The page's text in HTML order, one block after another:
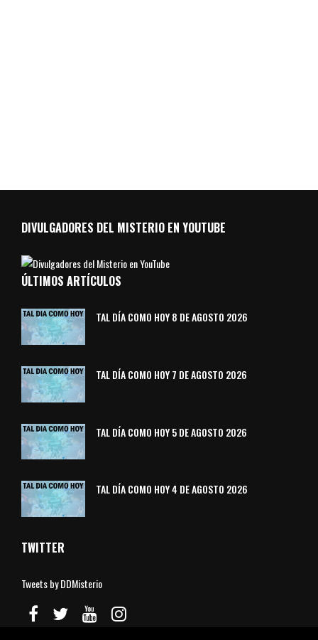
DIVULGADORES DEL MISTERIO EN YOUTUBE
ÚLTIMOS ARTÍCULOS
TAL DÍA COMO HOY 8 DE AGOSTO 2026
TAL DÍA COMO HOY 7 DE AGOSTO 2026
TAL DÍA COMO HOY 5 DE AGOSTO 2026
TAL DÍA COMO HOY 4 DE AGOSTO 2026
TWITTER
Tweets by DDMisterio